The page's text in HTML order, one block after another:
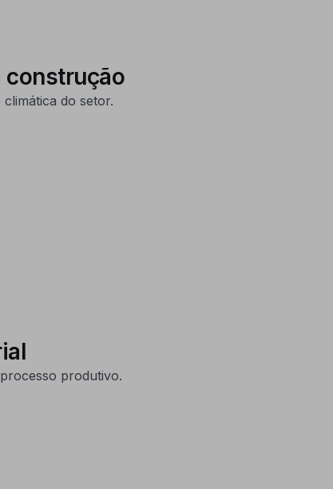
construção
do setor.
produtivo.